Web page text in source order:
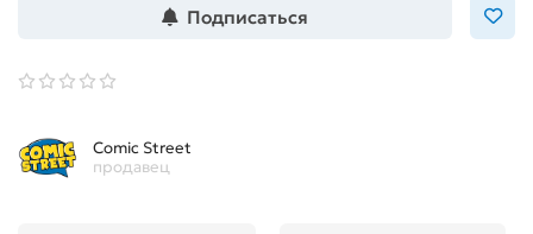
Подписаться
Comic Street
продавец